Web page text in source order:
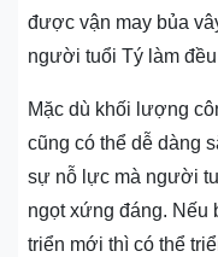
được vận may bủa
người tuổi Tý làm
Mặc dù khối lượng
cũng có thể dễ dàng
sự nỗ lực mà người
ngọt xứng đáng. Nếu
triển mới thì có thể